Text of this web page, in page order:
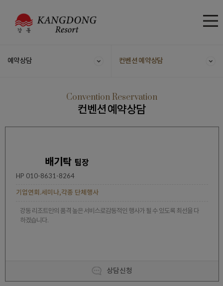
예약상담 컨벤션 예약상담
Convention Reservation
컨벤션 예약상담
배기탁 팀장
HP 010-8631-8264
기업연회.세미나,각종 단체행사
강동 리조트만의 품격 높은 서비스로감동적인 행사가 될 수 있도록 최선을 다
하겠습니다.
상담신청